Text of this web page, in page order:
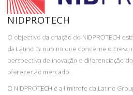
NIDPROTECH
O objectivo da criação do NIDPROTECH
da Latino Group no que concerne o
perspectiva de inovação e diferenciação
oferecer ao mercado.
O NIDPROTECH é a limítrofe da Latino